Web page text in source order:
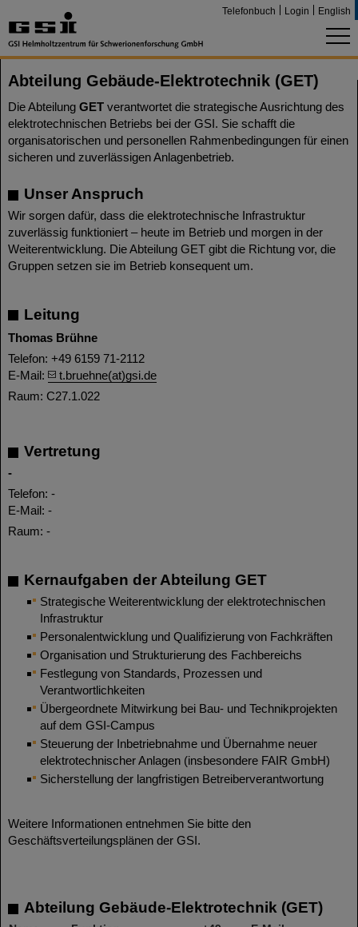
Telefonbuch Login English
Abteilung Gebäude-Elektrotechnik (GET)
Die Abteilung GET verantwortet die strategische Ausrichtung des
elektrotechnischen Betriebs bei der GSI. Sie schafft die
organisatorischen und personellen Rahmenbedingungen für einen
sicheren und zuverlässigen Anlagenbetrieb.
Unser Anspruch
Wir sorgen dafür, dass die elektrotechnische Infrastruktur
zuverlässig funktioniert – heute im Betrieb und morgen in der
Weiterentwicklung. Die Abteilung GET gibt die Richtung vor, die
Gruppen setzen sie im Betrieb konsequent um.
Leitung
Thomas Brühne
Telefon: +49 6159 71-2112
E-Mail:
t.bruehne(at)gsi.de
Raum: C27.1.022
Vertretung
-
Telefon: -
E-Mail: -
Raum: -
Kernaufgaben der Abteilung GET
Strategische Weiterentwicklung der elektrotechnischen
Infrastruktur
Personalentwicklung und Qualifizierung von Fachkräften
Organisation und Strukturierung des Fachbereichs
Festlegung von Standards, Prozessen und
Verantwortlichkeiten
Übergeordnete Mitwirkung bei Bau- und Technikprojekten
auf dem GSI-Campus
Steuerung der Inbetriebnahme und Übernahme neuer
elektrotechnischer Anlagen (insbesondere FAIR GmbH)
Sicherstellung der langfristigen Betreiberverantwortung
Weitere Informationen entnehmen Sie bitte den
Geschäftsverteilungsplänen der GSI.
Abteilung Gebäude-Elektrotechnik (GET)